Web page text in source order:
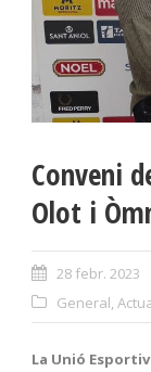
Conveni
Olot i
28 febr. 2023
General,
La Unió